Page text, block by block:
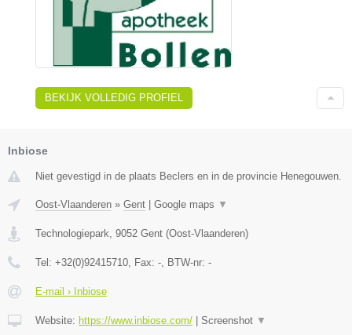
BEKIJK VOLLEDIG PROFIEL
Inbiose
Niet gevestigd in de plaats Beclers en in de provincie Henegouwen.
Oost-Vlaanderen » Gent Google maps ▼
Technologiepark 9052 Gent (Oost-Vlaanderen)
Tel: +32(0)92415710 , Fax: - , BTW-nr: -
E-mail › Inbiose
Website: https://www.inbiose.com/ Screenshot ▼